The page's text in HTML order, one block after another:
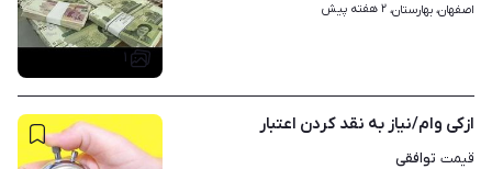
۱
اصفهان، بهارستان، ۲ هفته پیش
ازکی وام/نیاز به نقد کردن اعتبار
قیمت توافقی